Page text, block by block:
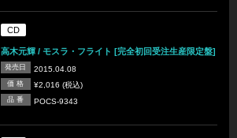
CD
高木元輝 / モスラ・フライト [完全初回受注生産限定盤]
発売日 2015.04.08
価 格 ¥2,016 (税込)
品 番 POCS-9343